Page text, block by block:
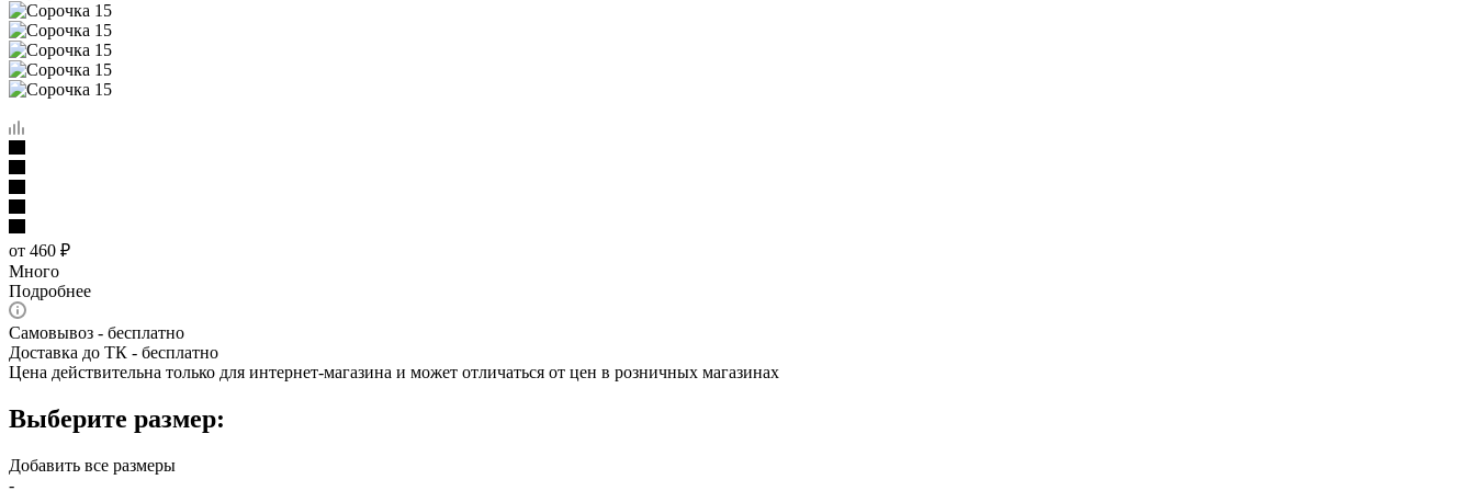
от 460 ₽
Много
Подробнее
Самовывоз - бесплатно
Доставка до ТК - бесплатно
Цена действительна только для интернет-магазина и может отличаться от цен в розничных магазинах
Выберите размер:
Добавить все размеры
-